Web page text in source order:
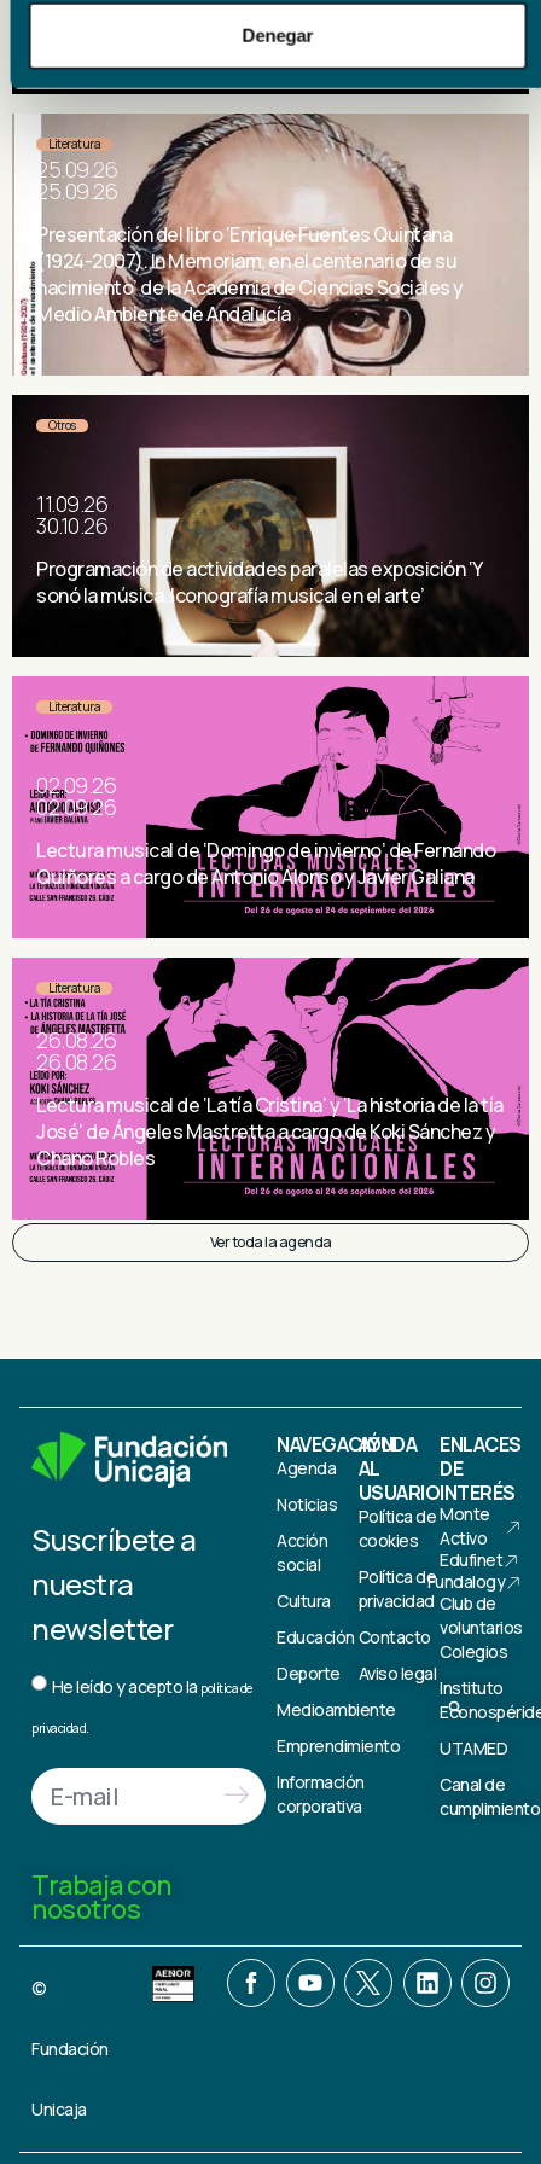
Denegar
Presentación del libro ‘Historia de un cantaor’ de
Francisco Calzado Gutiérrez
Literatura
25.09.26
25.09.26
Presentación del libro ‘Enrique Fuentes Quintana
(1924-2007). In Memoriam, en el centenario de su
nacimiento’ de la Academia de Ciencias Sociales y
Medio Ambiente de Andalucía
Otros
11.09.26
30.10.26
Programación de actividades paralelas exposición ‘Y
sonó la música. Iconografía musical en el arte’
Literatura
02.09.26
02.09.26
Lectura musical de ‘Domingo de invierno’ de Fernando
Quiñores a cargo de Antonio Alonso y Javier Galiana
Literatura
26.08.26
26.08.26
Lectura musical de ‘La tía Cristina’ y ‘La historia de la tía
José’ de Ángeles Mastretta a cargo de Koki Sánchez y
Chano Robles
Ver toda la agenda
Suscríbete a
nuestra
newsletter
He leído y acepto la política de
privacidad.
Trabaja con
nosotros
NAVEGACIÓN
Agenda
Noticias
Acción
social
Cultura
Educación
Deporte
Medioambiente
Emprendimiento
Información
corporativa
AYUDA
AL
USUARIO
Política de
cookies
Política de
privacidad
Contacto
Aviso legal
ENLACES
DE
INTERÉS
Monte
Activo
Edufinet
Fundalogy
Club de
voluntarios
Colegios
Instituto
UTAMED
Canal de
cumplimiento
©
Fundación
Unicaja